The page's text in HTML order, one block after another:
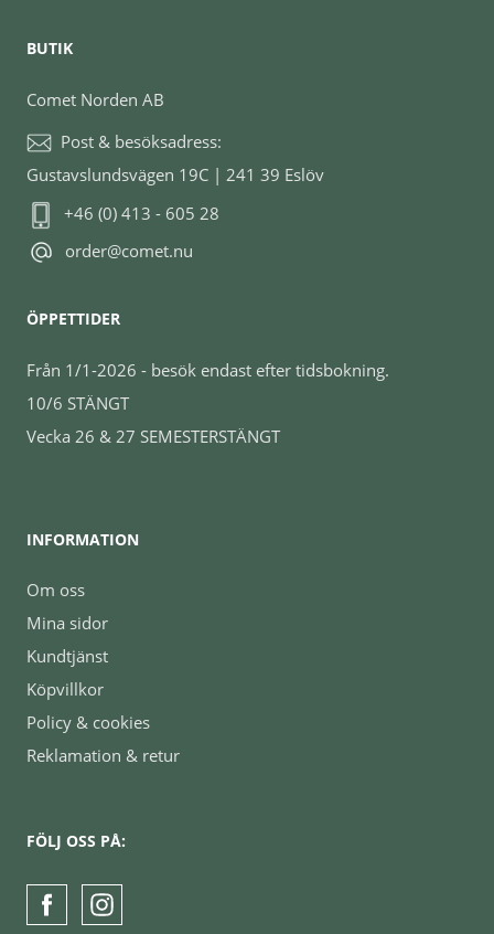
BUTIK
Comet Norden AB
Post & besöksadress:
Gustavslundsvägen 19C | 241 39 Eslöv
+46 (0) 413 - 605 28
order@comet.nu
ÖPPETTIDER
Från 1/1-2026 - besök endast efter tidsbokning.
10/6 STÄNGT
Vecka 26 & 27 SEMESTERSTÄNGT
INFORMATION
Om oss
Mina sidor
Kundtjänst
Köpvillkor
Policy & cookies
Reklamation & retur
FÖLJ OSS PÅ: